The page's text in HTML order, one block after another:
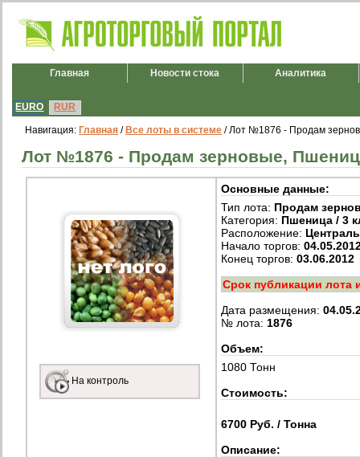
Главная Новости стока Аналитика
EURO RUR
Навигация: Главная / Все лоты в системе / Лот №1876 - Продам
Лот №1876 - Продам зерновые,
На контроль
Основные данные:
Тип лота: Продам
Категория: Пшеница / 3
Расположение:
Начало торгов:
Конец торгов: 03.06.2012
Срок публикации лота
Дата размещения:
№ лота: 1876
Объем:
1080 Тонн
Стоимость:
6700 Руб. / Тонна
Описание: